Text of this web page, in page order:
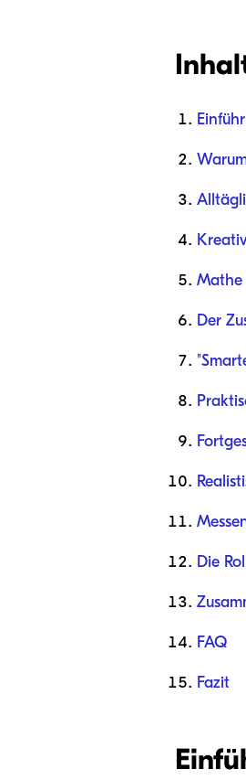
Mathe
Der
Die
FAQ
Fazit